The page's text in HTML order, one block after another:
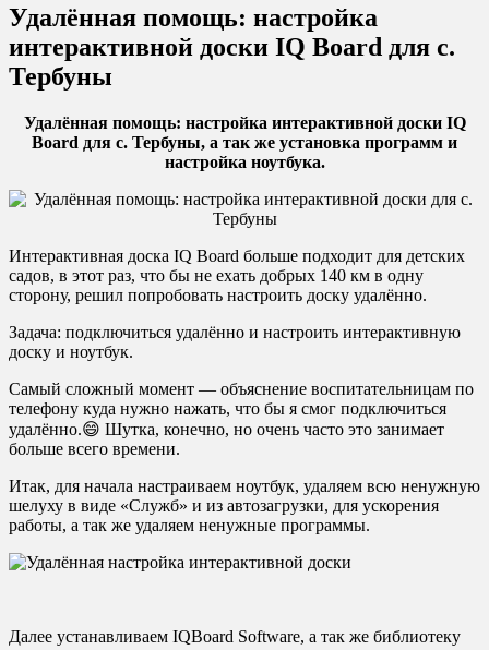
Удалённая помощь: настройка
интерактивной доски IQ Board для с.
Тербуны
Удалённая помощь: настройка интерактивной доски IQ
Board для с. Тербуны, а так же установка программ и
настройка ноутбука.
Интерактивная доска IQ Board больше подходит для детских
садов, в этот раз, что бы не ехать добрых 140 км в одну
сторону, решил попробовать настроить доску удалённо.
Задача: подключиться удалённо и настроить интерактивную
доску и ноутбук.
Самый сложный момент — объяснение воспитательницам по
телефону куда нужно нажать, что бы я смог подключиться
удалённо.😄 Шутка, конечно, но очень часто это занимает
больше всего времени.
Итак, для начала настраиваем ноутбук, удаляем всю ненужную
шелуху в виде «Служб» и из автозагрузки, для ускорения
работы, а так же удаляем ненужные программы.
Далее устанавливаем IQBoard Software, а так же библиотеку